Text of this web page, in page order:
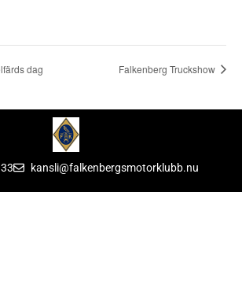
dag Falkenberg Truckshow
kansli@falkenbergsmotorklubb.nu